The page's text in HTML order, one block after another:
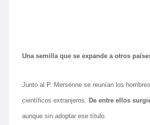
Una semilla que se expande a otros
Junto al P. Mersenne se reunían los
científicos extranjeros. De entre ellos
aunque sin adoptar ese título.